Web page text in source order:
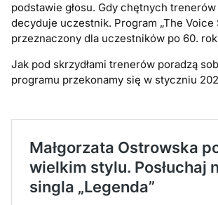
podstawie głosu. Gdy chętnych
decyduje uczestnik. Program „The Voice
przeznaczony dla uczestników po 60.
Jak pod skrzydłami trenerów poradzą
programu przekonamy się w styczniu